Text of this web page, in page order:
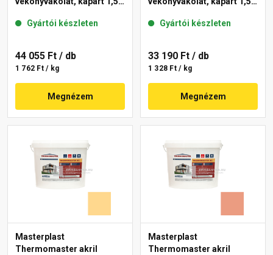
Gyártói készleten
44 055 Ft / db
1 762 Ft / kg
Megnézem
Gyártói készleten
33 190 Ft / db
1 328 Ft / kg
Megnézem
Masterplast
Thermomaster akril
Masterplast
Thermomaster akril